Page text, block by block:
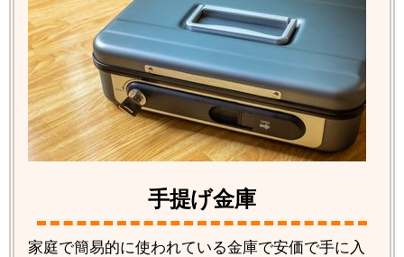
手提げ金庫
家庭で簡易的に使われている金庫で安価で手に入